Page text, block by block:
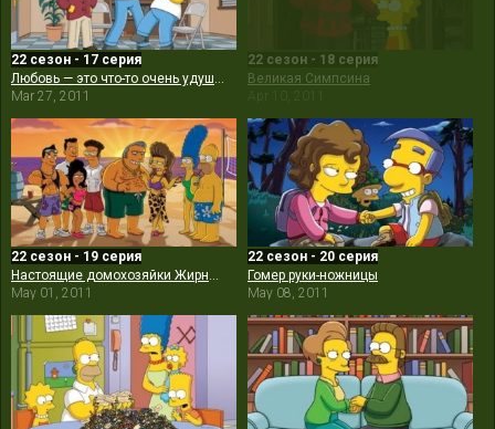
22 сезон - 17 серия
Любовь — это что-то очень удушающее
Mar 27, 2011
22 сезон - 18 серия
Великая Симпсина
Apr 10, 2011
22 сезон - 19 серия
Настоящие домохозяйки Жирного Тони
May 01, 2011
22 сезон - 20 серия
Гомер руки-ножницы
May 08, 2011